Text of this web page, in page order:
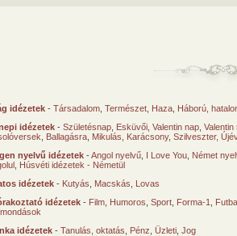
idézetek - Társadalom Természet Haza Háború,
idézetek - Születésnap Esküvői Valentin nap Valentin
Ballagásra Mikulás Karácsony, Szilveszter,
nyelvű idézetek -Angol nyelvű I Love You Német
Húsvéti idézetek - Németül
idézetek - Kutyás Macskás
Lovas
idézetek - Film Humoros Sport Forma-1
idézetek - Tanulás, oktatás Pénz Üzleti Jog